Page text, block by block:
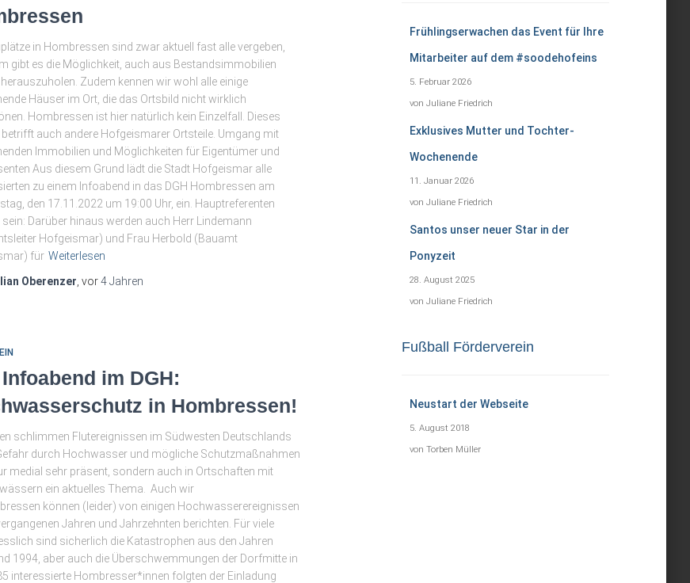
in Hombressen sind zwar aktuell fast alle vergeben,
gibt es die Möglichkeit, auch aus Bestandsimmobilien
Zudem kennen wir wohl alle einige
Häuser im Ort, die das Ortsbild nicht wirklich
Hombressen ist hier natürlich kein Einzelfall. Dieses
auch andere Hofgeismarer Ortsteile. Umgang mit
Immobilien und Möglichkeiten für Eigentümer und
Aus diesem Grund lädt die Stadt Hofgeismar alle
zu einem Infoabend in das DGH Hombressen am
den 17.11.2022 um 19:00 Uhr, ein. Hauptreferenten
Darüber hinaus werden auch Herr Lindemann
Hofgeismar) und Frau Herbold (Bauamt
für Weiterlesen
Oberenzer , vor4 Jahren
im DGH:
in Hombressen!
schlimmen Flutereignissen im Südwesten Deutschlands
durch Hochwasser und mögliche Schutzmaßnahmen
medial sehr präsent, sondern auch in Ortschaften mit
ein aktuelles Thema. Auch wir
können (leider) von einigen Hochwasserereignissen
Jahren und Jahrzehnten berichten. Für viele
sind sicherlich die Katastrophen aus den Jahren
1994, aber auch die Überschwemmungen der Dorfmitte in
interessierte Hombresser*innen folgten der Einladung
Frühlingserwachen das Event für Ihre
Mitarbeiter auf dem #soodehofeins
5. Februar 2026
von Juliane Friedrich
Exklusives Mutter und Tochter-
Wochenende
11. Januar 2026
von Juliane Friedrich
Santos unser neuer Star in der
Ponyzeit
28. August 2025
von Juliane Friedrich
Fußball Förderverein
Neustart der Webseite
5. August 2018
von Torben Müller